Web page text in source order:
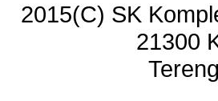
2015(C) SK
21300